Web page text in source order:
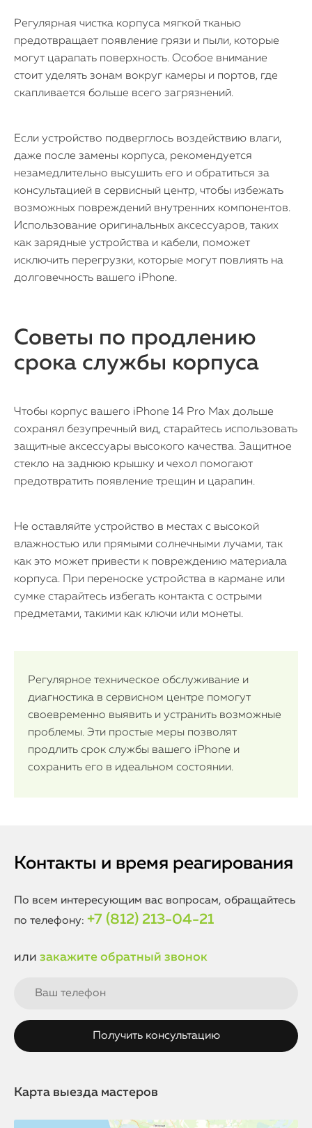
Регулярная чистка корпуса мягкой тканью
предотвращает появление грязи и пыли, которые
могут царапать поверхность. Особое внимание
стоит уделять зонам вокруг камеры и портов, где
скапливается больше всего загрязнений.
Если устройство подверглось воздействию влаги,
даже после замены корпуса, рекомендуется
незамедлительно высушить его и обратиться за
консультацией в сервисный центр, чтобы избежать
возможных повреждений внутренних компонентов.
Использование оригинальных аксессуаров, таких
как зарядные устройства и кабели, поможет
исключить перегрузки, которые могут повлиять на
долговечность вашего iPhone.
Советы по продлению
срока службы корпуса
Чтобы корпус вашего iPhone 14 Pro Max дольше
сохранял безупречный вид, старайтесь использовать
защитные аксессуары высокого качества. Защитное
стекло на заднюю крышку и чехол помогают
предотвратить появление трещин и царапин.
Не оставляйте устройство в местах с высокой
влажностью или прямыми солнечными лучами, так
как это может привести к повреждению материала
корпуса. При переноске устройства в кармане или
сумке старайтесь избегать контакта с острыми
предметами, такими как ключи или монеты.
Регулярное техническое обслуживание и
диагностика в сервисном центре помогут
своевременно выявить и устранить возможные
проблемы. Эти простые меры позволят
продлить срок службы вашего iPhone и
сохранить его в идеальном состоянии.
Контакты и время реагирования
По всем интересующим вас вопросам, обращайтесь
по телефону: +7 (812) 213-04-21
или закажите обратный звонок
Карта выезда мастеров